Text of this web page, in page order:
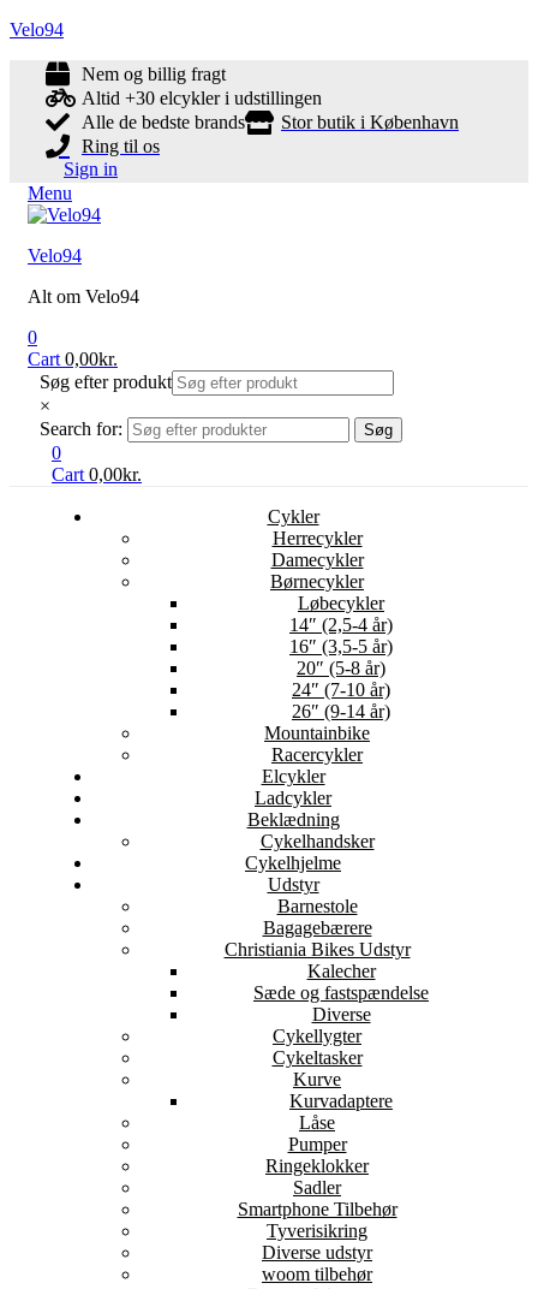
Velo94
Nem og billig fragt
Altid +30 elcykler i udstillingen
Alle de bedste brands
Stor butik i København
Ring til os
Sign in
Menu
Velo94
Alt om Velo94
0
Cart 0,00kr.
Søg efter produkt
×
Search for:
Søg
0
Cart 0,00kr.
Cykler
Herrecykler
Damecykler
Børnecykler
Løbecykler
14″ (2,5-4 år)
16″ (3,5-5 år)
20″ (5-8 år)
24″ (7-10 år)
26″ (9-14 år)
Mountainbike
Racercykler
Elcykler
Ladcykler
Beklædning
Cykelhandsker
Cykelhjelme
Udstyr
Barnestole
Bagagebærere
Christiania Bikes Udstyr
Kalecher
Sæde og fastspændelse
Diverse
Cykellygter
Cykeltasker
Kurve
Kurvadaptere
Låse
Pumper
Ringeklokker
Sadler
Smartphone Tilbehør
Tyverisikring
Diverse udstyr
woom tilbehør